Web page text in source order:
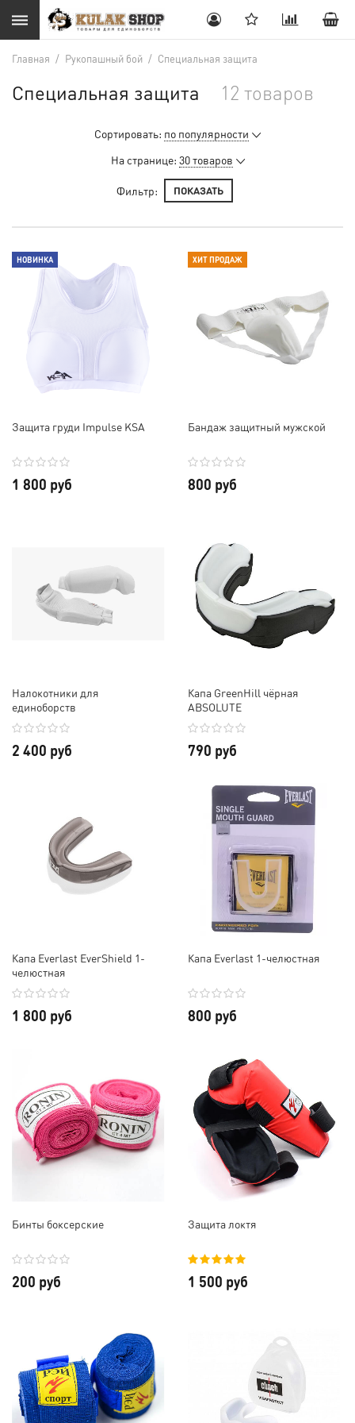
Главная / Рукопашный бой / Специальная защита
Специальная защита 12 товаров
Сортировать: по популярности
На странице: 30 товаров
Фильтр: ПОКАЗАТЬ
НОВИНКА
Защита груди Impulse KSA
1 800 руб
ХИТ ПРОДАЖ
Бандаж защитный мужской
800 руб
Налокотники для
единоборств
2 400 руб
Капа GreenHill чёрная
ABSOLUTE
790 руб
Капа Everlast EverShield 1-
челюстная
1 800 руб
Капа Everlast 1-челюстная
800 руб
Бинты боксерские
200 руб
Защита локтя
1 500 руб